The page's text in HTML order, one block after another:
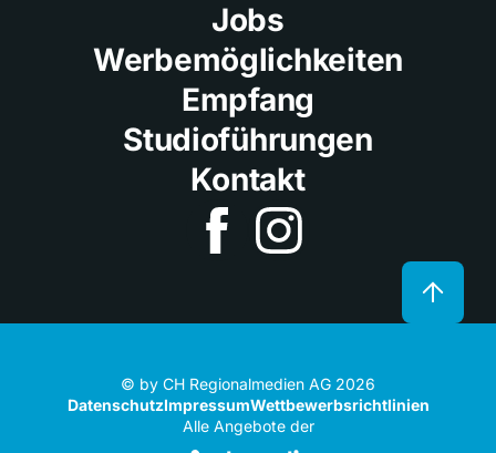
Jobs
Werbemöglichkeiten
Empfang
Studioführungen
Kontakt
© by CH Regionalmedien AG 2026
DatenschutzImpressumWettbewerbsrichtlinien
Alle Angebote der